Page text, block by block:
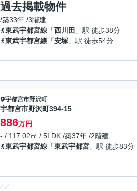
過去掲載物件
/築33年 /3階建
東武宇都宮線 「西川田 」駅 徒歩38分
東武宇都宮線 「安塚 」駅 徒歩54分
宇都宮市野沢町
宇都宮市野沢町394-15
886万円
- / 117.02㎡ / 5LDK /築37年 /2階建
東武宇都宮線 「東武宇都宮 」駅 徒歩83分
／